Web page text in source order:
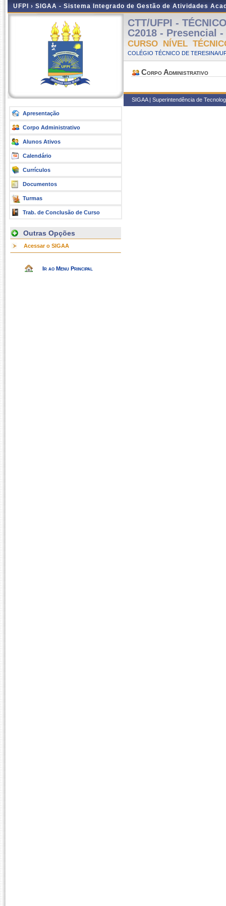
UFPI › SIGAA - Sistema Integrado de Gestão de Atividades
Apresentação
Corpo Administrativo
Alunos Ativos
Calendário
Currículos
Documentos
Turmas
Trab. de Conclusão de Curso
Outras Opções
Acessar o SIGAA
Ir ao Menu Principal
CTT/UFPI -
C2018 - Presencial -
CURSO NÍVEL
COLÉGIO TÉCNICO DE TERESINA/
Corpo Administrativo
SIGAA | Superintendência de